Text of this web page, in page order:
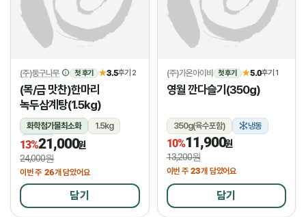
(주)둥구나무 첫 후기 ★3.5후기 2
(목/금 맛찬)한마리
녹두삼계탕(1.5kg)
화학첨가물최소화
1.5kg
냉장
13%21,000원
24,000원
이번 주 26개 담았어요
담기
(주)가온아이비 첫 후기 ★5.0후기 1
영월 깐다슬기(350g)
350g(육수포함) 냉동
10%11,900원
13,200원
이번 주 23개 담았어요
담기